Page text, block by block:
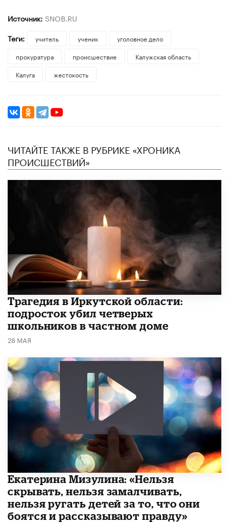
Источник: SNOB.RU
Теги:
учитель ученик
уголовное дело
прокуратура
происшествие
Калужская область
Калуга
жестокость
ЧИТАЙТЕ ТАКЖЕ В РУБРИКЕ «ХРОНИКА
ПРОИСШЕСТВИЙ»
Трагедия в Иркутской области:
подросток убил четверых
школьников в частном доме
28 МАЯ
Екатерина Мизулина: «Нельзя
скрывать, нельзя замалчивать,
нельзя ругать детей за то, что они
боятся и рассказывают правду»